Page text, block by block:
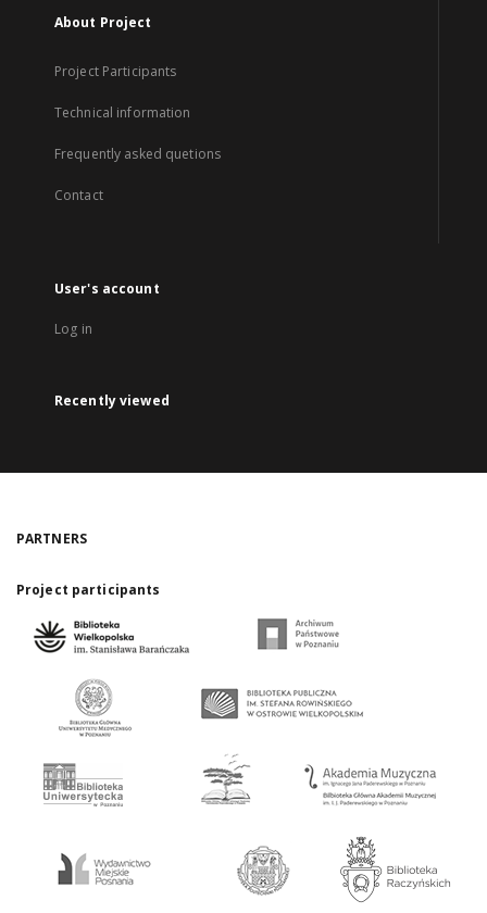
About Project
Project Participants
Technical information
Frequently asked quetions
Contact
User's account
Log in
Recently viewed
PARTNERS
Project participants